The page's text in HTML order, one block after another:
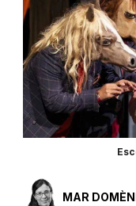
MAR